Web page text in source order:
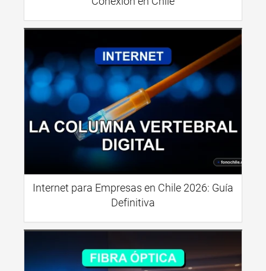
Internet para Empresas en Chile 2026: Guía
Definitiva